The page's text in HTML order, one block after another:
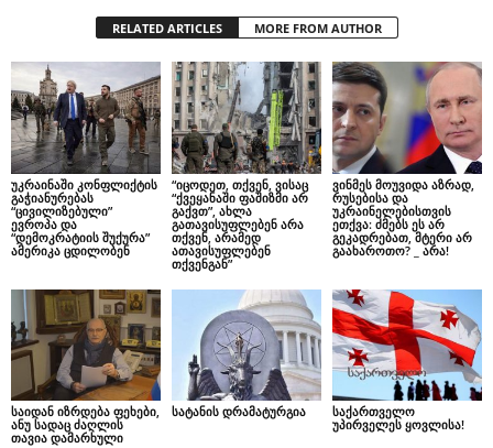
RELATED ARTICLES MORE FROM AUTHOR
უკრაინაში კონფლიქტის
გაჭიანურებას
“ცივილიზებული”
ევროპა და
“დემოკრატიის შუქურა”
ამერიკა ცდილობენ
“იცოდეთ, თქვენ, ვისაც
“ქვეყანაში ფაშიზმი არ
გაქვთ”, ახლა
გათავისუფლებენ არა
თქვენ, არამედ
ათავისუფლებენ
თქვენგან”
ვინმეს მოუვიდა აზრად,
რუსებისა და
უკრაინელებისთვის
ეთქვა: ძმებს ეს არ
გეკადრებათ, მტერი არ
გაახაროთო? _ არა!
საიდან იზრდება ფეხები,
ანუ სადაც ძაღლის
თავია დამარხული
სატანის დრამატურგია
საქართველო
უპირველეს ყოვლისა!